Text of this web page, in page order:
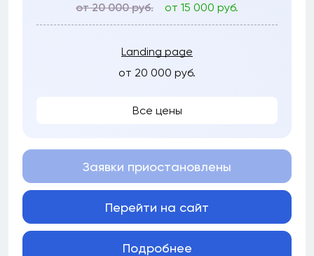
от 20 000 руб.
от 15 000 руб.
Landing page
от 20 000 руб.
Все цены
Заявки приостановлены
Перейти на сайт
Подробнее